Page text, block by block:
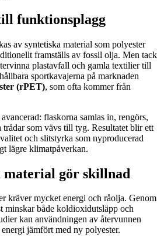
funktionsplagg
av syntetiska material som polyester
framställs av fossil olja. Men tack
plastavfall och gamla textilier till
sportkavajerna på marknaden
(rPET), som ofta kommer från
flaskorna samlas in, rengörs,
som vävs till tyg. Resultatet blir ett
och slitstyrka som nyproducerad
lägre klimatpåverkan.
gör skillnad
kräver mycket energi och råolja. Genom
minskar både koldioxidutsläpp och
kan användningen av återvunnen
jämfört med ny polyester.